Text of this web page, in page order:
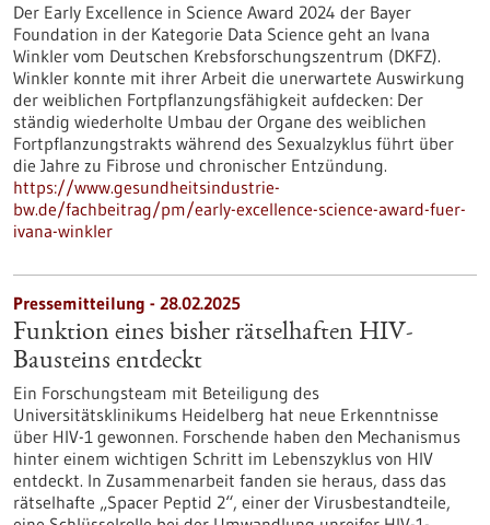
Der Early Excellence in Science Award 2024 der Bayer
Foundation in der Kategorie Data Science geht an Ivana
Winkler vom Deutschen Krebsforschungszentrum (DKFZ).
Winkler konnte mit ihrer Arbeit die unerwartete Auswirkung
der weiblichen Fortpflanzungsfähigkeit aufdecken: Der
ständig wiederholte Umbau der Organe des weiblichen
Fortpflanzungstrakts während des Sexualzyklus führt über
die Jahre zu Fibrose und chronischer Entzündung.
https://www.gesundheitsindustrie-
bw.de/fachbeitrag/pm/early-excellence-science-award-fuer-
ivana-winkler
Pressemitteilung - 28.02.2025
Funktion eines bisher rätselhaften HIV-
Bausteins entdeckt
Ein Forschungsteam mit Beteiligung des
Universitätsklinikums Heidelberg hat neue Erkenntnisse
über HIV-1 gewonnen. Forschende haben den Mechanismus
hinter einem wichtigen Schritt im Lebenszyklus von HIV
entdeckt. In Zusammenarbeit fanden sie heraus, dass das
rätselhafte „Spacer Peptid 2“, einer der Virusbestandteile,